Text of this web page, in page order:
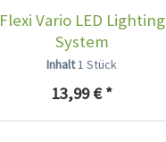
Flexi Vario LED Lighting
System
Inhalt1 Stück
13,99 € *